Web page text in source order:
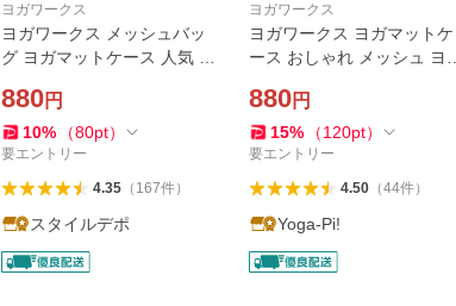
ヨガワークス
ヨガワークス メッシュバッ
グ ヨガマットケース 人気 ヨ
グ おしゃれ 収納 メール便送
料無料
880円
10% （80pt）
要エントリー
4.35（ 167件）
スタイルデポ
ヨガワークス
ヨガワークス ヨガマットケ
ース おしゃれ メッシュ ヨガ
ット ケース メッシュバッグ
6mm対応 yogaworks
880円
15% （120pt）
要エントリー
4.50（44件）
Yoga-Pi!